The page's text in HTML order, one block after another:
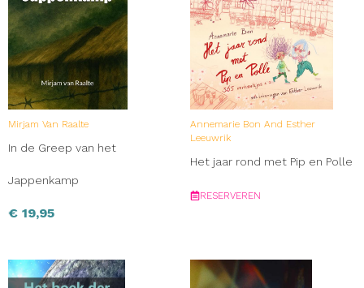
Mirjam Van Raalte
In de Greep van het
Jappenkamp
€ 19,95
Annemarie Bon And Esther
Leeuwrik
Het jaar rond met Pip en Polle
RESERVEREN